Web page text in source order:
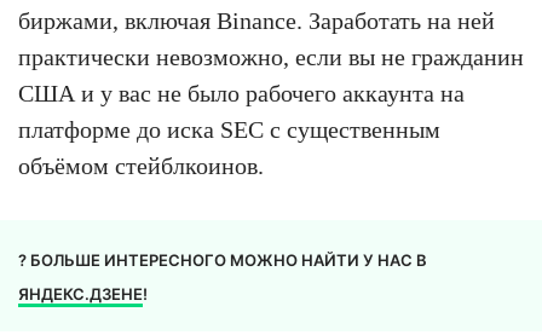
биржами, включая Binance. Заработать на ней
практически невозможно, если вы не гражданин
США и у вас не было рабочего аккаунта на
платформе до иска SEC с существенным
объёмом стейблкоинов.
? БОЛЬШЕ ИНТЕРЕСНОГО МОЖНО НАЙТИ У НАС В
ЯНДЕКС.ДЗЕНЕ!